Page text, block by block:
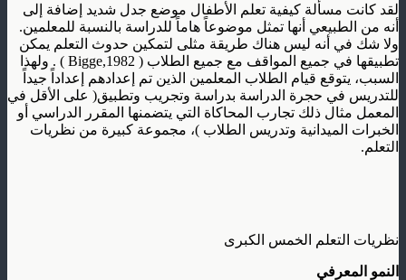
لقد كانت مسألة كيفية تعلم الأطفال موضع جدل شديد إضافة إلى
أنه من الطبيعي أنها تمثل موضوعاً هاماً للدراسة بالنسبة للمعلمين.
ولا شك في أنه ليس هناك طريقة مثلى لتمكين حدوث التعلم يمكن
تطبيقها في جميع المواقف مع جميع الطلاب ( Bigge,1982 ) . ولهذا
السبب، يتوقع قيام الطلاب المعلمين الذين تم إعدادهم إعداداً جيداً
للتدريس في حجرة الدراسة بدراسة وتجريب وتطبيق( على الأقل في
المعمل مثال ذلك تجارب المحاكاة التي يتضمنها المقرر الدراسي أو
الخبرات الميدانية وتدريس الطلاب )، مجموعة كبيرة من نظريات
التعلم.
نظريات التعلم الخمس الكبرى
النمو المعرفي